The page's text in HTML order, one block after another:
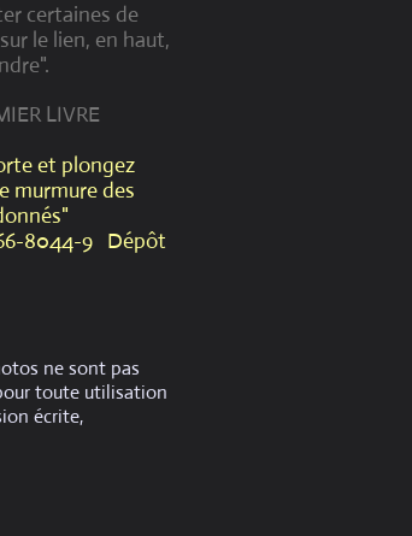
certaines de
le lien, en haut,
LIVRE
et plongez
murmure des
8044-9 Dépôt
ne sont pas
toute utilisation
écrite,